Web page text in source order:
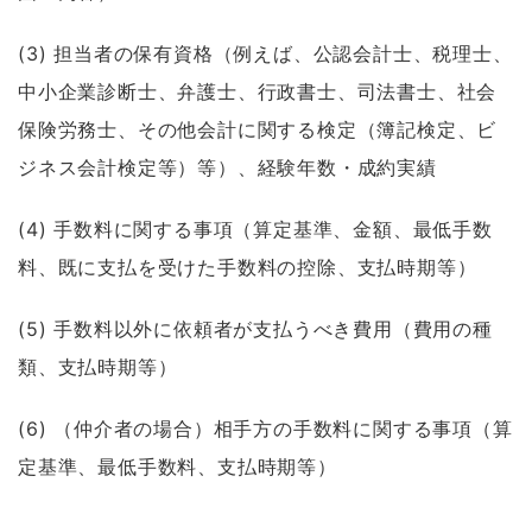
(3) 担当者の保有資格（例えば、公認会計士、税理士、
中小企業診断士、弁護士、行政書士、司法書士、社会
保険労務士、その他会計に関する検定（簿記検定、ビ
ジネス会計検定等）等）、経験年数・成約実績
(4) 手数料に関する事項（算定基準、金額、最低手数
料、既に支払を受けた手数料の控除、支払時期等）
(5) 手数料以外に依頼者が支払うべき費用（費用の種
類、支払時期等）
(6) （仲介者の場合）相手方の手数料に関する事項（算
定基準、最低手数料、支払時期等）